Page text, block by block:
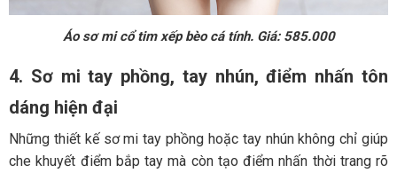
Áo sơ mi cổ tim xếp bèo cá tính. Giá: 585.000
4. Sơ mi tay phồng, tay nhún, điểm nhấn tôn
dáng hiện đại
Những thiết kế sơ mi tay phồng hoặc tay nhún không chỉ giúp
che khuyết điểm bắp tay mà còn tạo điểm nhấn thời trang rõ